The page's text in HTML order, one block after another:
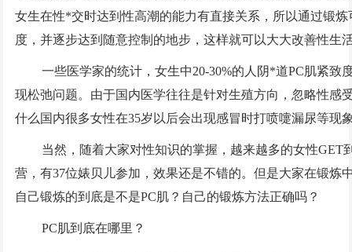
女生在性*交时达到性高潮的能力有直接关系，所以通过锻
度，并逐步达到随意控制的地步，这样就可以大大改善性生
一些医学家的统计，女生中20-30%的人阴*道PC肌紧致
现松弛问题。由于国内医学往往是针对生殖方向，忽略性感
什么国内很多女性在35岁以后会出现感冒时打喷嚏漏尿等现
当然，随着大家对性知识的掌握，越来越多的女性GET
营，有37位婊贝儿参加，效果还是不错的。但是大家在锻炼
自己锻炼的到底是不是PC肌？自己的锻炼方法正确吗？
PC肌到底在哪里？